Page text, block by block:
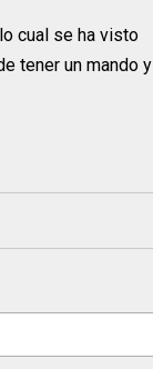
cual se ha visto
tener un mando y